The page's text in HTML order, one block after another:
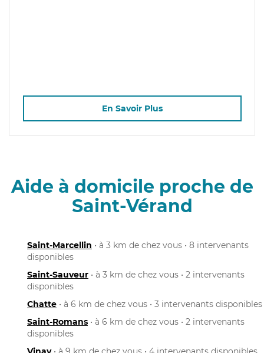
En Savoir Plus
Aide à domicile proche de
Saint-Vérand
Saint-Marcellin • à 3 km de chez vous • 8 intervenants
disponibles
Saint-Sauveur • à 3 km de chez vous • 2 intervenants
disponibles
Chatte • à 6 km de chez vous • 3 intervenants disponibles
Saint-Romans • à 6 km de chez vous • 2 intervenants
disponibles